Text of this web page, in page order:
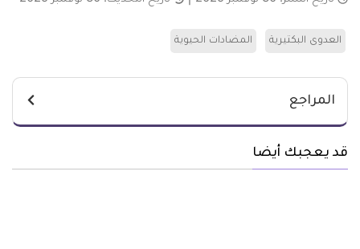
العدوى البكتيرية المضادات الحيوية
المراجع
قد يعجبك أيضا